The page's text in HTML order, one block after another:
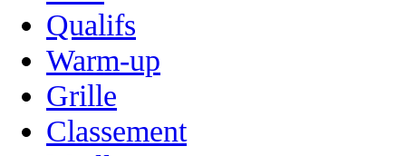
Qualifs
Warm-up
Grille
Classement